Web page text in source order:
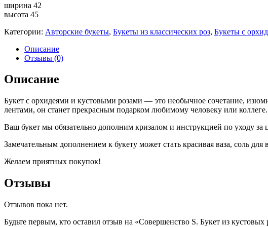
ширина 42
высота 45
Категории: Авторские букеты, Букеты из классических роз, Букеты с
Описание
Отзывы (0)
Описание
Букет с орхидеями и кустовыми розами — это необычное сочетание,
лентами, он станет прекрасным подарком любимому человеку или коллеге.
Ваш букет мы обязательно дополним кризалом и инструкцией по уходу
Замечательным дополнением к букету может стать красивая ваза, соль
Желаем приятных покупок!
Отзывы
Отзывов пока нет.
Будьте первым, кто оставил отзыв на «Совершенство S. Букет из кустовых